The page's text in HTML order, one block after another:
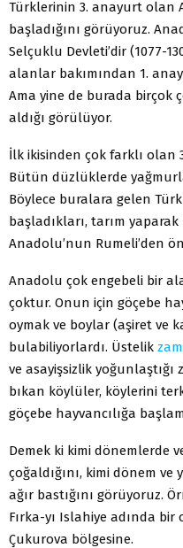
Türklerinin 3. anayurt olan
başladığını görüyoruz.
Selçuklu Devleti’dir (1077-
alanlar bakımından 1.
Ama yine de burada birçok
aldığı görülüyor.
İlk ikisinden çok farklı olan
Bütün düzlüklerde
Böylece buralara gelen
başladıkları, tarım
Anadolu’nun Rumeli’den
Anadolu çok engebeli bir
çoktur. Onun için göçebe
oymak ve boylar (aşiret ve
bulabiliyorlardı. Üstelik
ve asayişsizlik
bıkan köylüler, köylerini
göçebe hayvancılığa
Demek ki kimi dönemlerde
çoğaldığını, kimi dönem ve
ağır bastığını görüyoruz.
Fırka-yı Islahiye adında
Çukurova bölgesine.